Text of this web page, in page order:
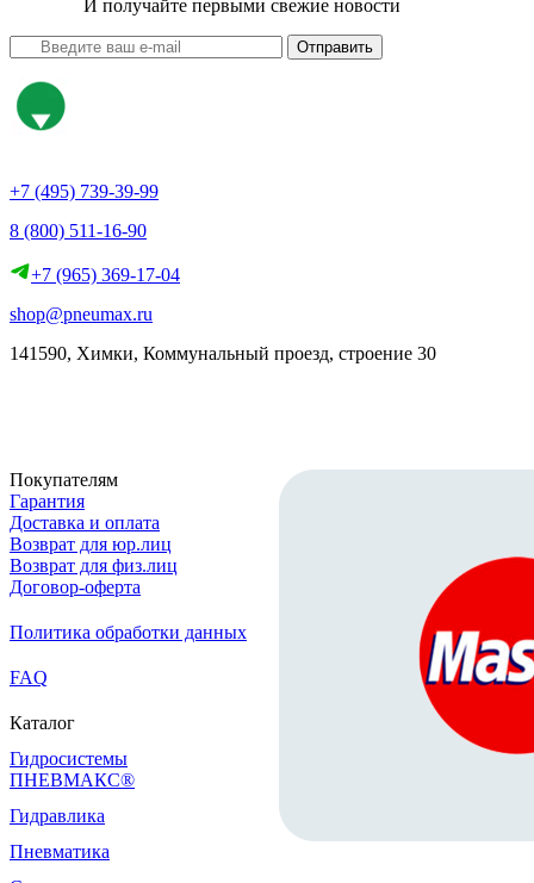
И получайте первыми свежие новости
Отправить
+7 (495) 739-39-99
8 (800) 511-16-90
+7 (965) 369-17-04
shop@pneumax.ru
141590, Химки, Коммунальный проезд, строение 30
Покупателям
Гарантия
Доставка и оплата
Возврат для юр.лиц
Возврат для физ.лиц
Договор-оферта
Политика обработки данных
FAQ
Каталог
Гидросистемы
ПНЕВМАКС®
Гидравлика
Пневматика